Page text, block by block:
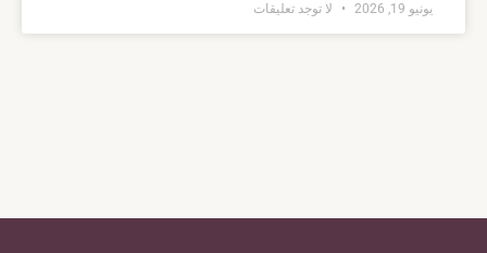
يونيو 19, 2026 لا توجد تعليقات